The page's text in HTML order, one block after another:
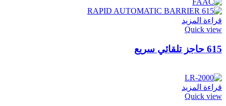
قراءة المزيد
Quick view
615 حاجز تلقائي سريع
قراءة المزيد
Quick view